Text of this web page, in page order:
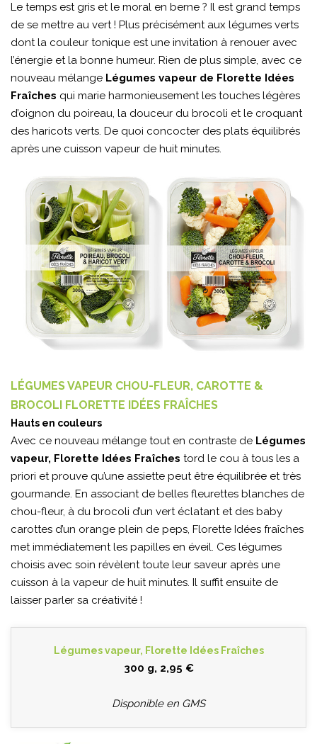
Le temps est gris et le moral en berne ? Il est grand temps
de se mettre au vert ! Plus précisément aux légumes verts
dont la couleur tonique est une invitation à renouer avec
l’énergie et la bonne humeur. Rien de plus simple, avec ce
nouveau mélange Légumes vapeur de Florette Idées
Fraîches qui marie harmonieusement les touches légères
d’oignon du poireau, la douceur du brocoli et le croquant
des haricots verts. De quoi concocter des plats équilibrés
après une cuisson vapeur de huit minutes.
LÉGUMES VAPEUR CHOU-FLEUR, CAROTTE &
BROCOLI FLORETTE IDÉES FRAÎCHES
Hauts en couleurs
Avec ce nouveau mélange tout en contraste de Légumes
vapeur, Florette Idées Fraîches tord le cou à tous les a
priori et prouve qu’une assiette peut être équilibrée et très
gourmande. En associant de belles fleurettes blanches de
chou-fleur, à du brocoli d’un vert éclatant et des baby
carottes d’un orange plein de peps, Florette Idées fraîches
met immédiatement les papilles en éveil. Ces légumes
choisis avec soin révèlent toute leur saveur après une
cuisson à la vapeur de huit minutes. Il suffit ensuite de
laisser parler sa créativité !
Légumes vapeur, Florette Idées Fraîches
300 g, 2,95 €
Disponible en GMS